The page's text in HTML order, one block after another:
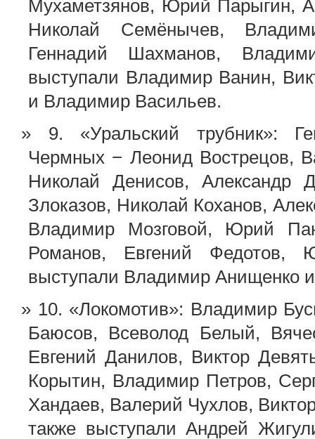
Мухаметзянов, Юрий Парыгин,
Николай Семёнычев,
Геннадий Шахманов,
выступали Владимир Ванин,
и Владимир Васильев.
9. «Уральский трубник»:
Чермных − Леонид Вострецов,
Николай Денисов, Александр
Злоказов, Николай Коханов,
Владимир Мозговой, Юрий
Романов, Евгений
выступали Владимир Анищенко
10. «Локомотив»: Владимир
Баюсов, Всеволод Белый,
Евгений Данилов, Виктор
Корытин, Владимир Петров,
Хандаев, Валерий Чухлов,
также выступали Андрей